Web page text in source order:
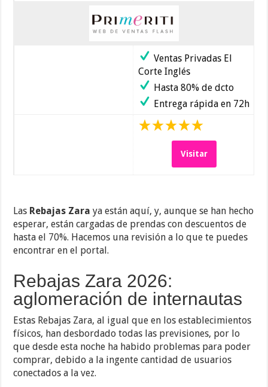
Ventas Privadas El
Corte Inglés
Hasta 80% de dcto
Entrega rápida en 72h
Visitar
Las Rebajas Zara ya están aquí, y, aunque se han hecho
esperar, están cargadas de prendas con descuentos de
hasta el 70%. Hacemos una revisión a lo que te puedes
encontrar en el portal.
Rebajas Zara 2026:
aglomeración de internautas
Estas Rebajas Zara, al igual que en los establecimientos
físicos, han desbordado todas las previsiones, por lo
que desde esta noche ha habido problemas para poder
comprar, debido a la ingente cantidad de usuarios
conectados a la vez.